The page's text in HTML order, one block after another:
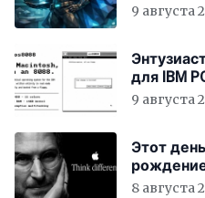
9 августа
для IBM
9 августа
Этот
рождение
Different»
8 августа